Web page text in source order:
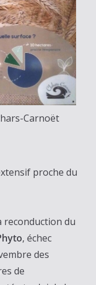
Carnoët
proche du
reconduction du
, échec
des
de